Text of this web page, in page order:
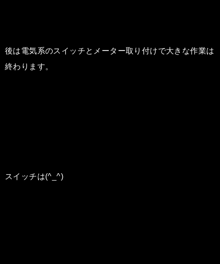
後は電気系のスイッチとメーター取り付けで大きな作業は
終わります。
スイッチは(^_^)